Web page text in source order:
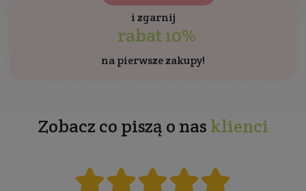
i zgarnij
rabat 10%
na pierwsze zakupy!
Zobacz co piszą o nas klienci